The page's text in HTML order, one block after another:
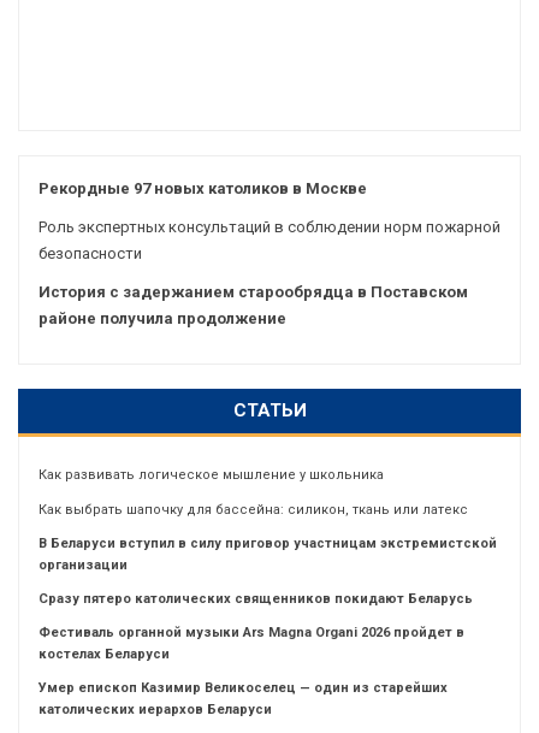
Рекордные 97 новых католиков в Москве
Роль экспертных консультаций в соблюдении норм пожарной
безопасности
История с задержанием старообрядца в Поставском
районе получила продолжение
СТАТЬИ
Как развивать логическое мышление у школьника
Как выбрать шапочку для бассейна: силикон, ткань или латекс
В Беларуси вступил в силу приговор участницам экстремистской
организации
Сразу пятеро католических священников покидают Беларусь
Фестиваль органной музыки Ars Magna Organi 2026 пройдет в
костелах Беларуси
Умер епископ Казимир Великоселец — один из старейших
католических иерархов Беларуси